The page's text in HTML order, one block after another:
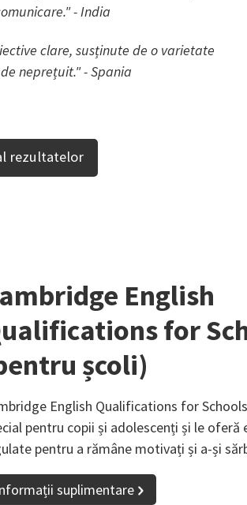
- India
clare, susținute de o varietate
neprețuit." - Spania
rezultatelor
English
for
școli)
English Qualifications for
pentru copii și adolescenți și le oferă
pentru a rămâne motivați și a-și
suplimentare